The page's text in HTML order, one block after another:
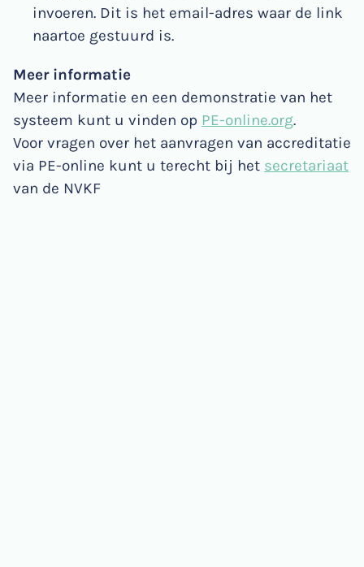
invoeren. Dit is het email-adres waar de link
naartoe gestuurd is.
Meer informatie
Meer informatie en een demonstratie van het
systeem kunt u vinden op PE-online.org.
Voor vragen over het aanvragen van accreditatie
via PE-online kunt u terecht bij het secretariaat
van de NVKF